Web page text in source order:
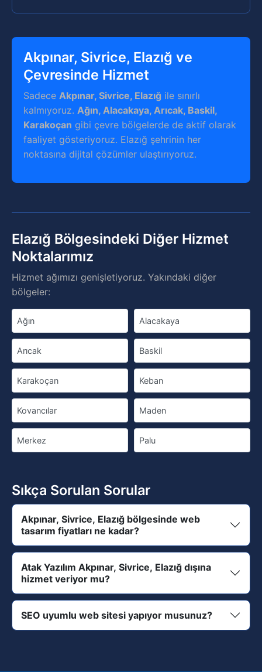
Akpınar, Sivrice, Elazığ ve
Çevresinde Hizmet
Sadece Akpınar, Sivrice, Elazığ ile sınırlı
kalmıyoruz. Ağın, Alacakaya, Arıcak, Baskil,
Karakoçan gibi çevre bölgelerde de aktif olarak
faaliyet gösteriyoruz. Elazığ şehrinin her
noktasına dijital çözümler ulaştırıyoruz.
Elazığ Bölgesindeki Diğer Hizmet
Noktalarımız
Hizmet ağımızı genişletiyoruz. Yakındaki diğer
bölgeler:
Ağın Alacakaya
Arıcak Baskil
Karakoçan Keban
Kovancılar Maden
Merkez Palu
Sıkça Sorulan Sorular
Akpınar, Sivrice, Elazığ bölgesinde web
tasarım fiyatları ne kadar?
Atak Yazılım Akpınar, Sivrice, Elazığ dışına
hizmet veriyor mu?
SEO uyumlu web sitesi yapıyor musunuz?